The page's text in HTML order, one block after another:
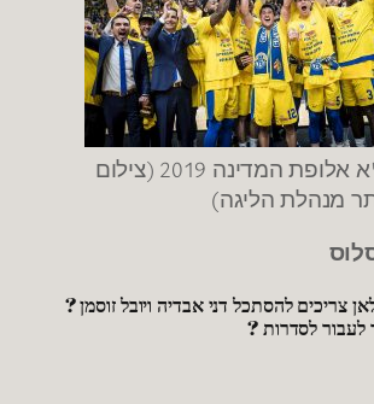
מכבי ת"א אלופת המדינה 2019 (צילום
מנהלת הליגה)
צריכים להסתכל דני אבדיה ויובל זוסמן ?
לעבור לסדרות ?